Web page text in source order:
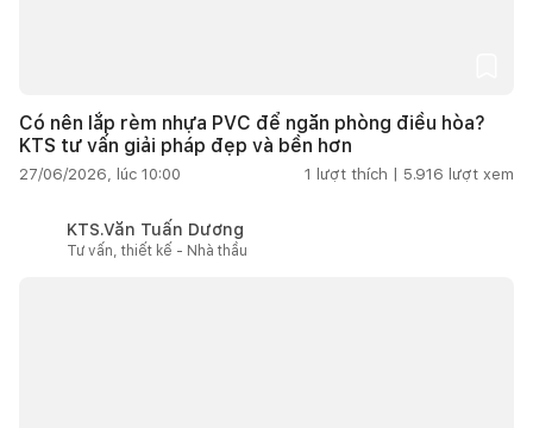
Có nên lắp rèm nhựa PVC để ngăn phòng điều hòa?
KTS tư vấn giải pháp đẹp và bền hơn
27/06/2026, lúc 10:00 1 lượt thích | 5.916 lượt xem
KTS.Văn Tuấn Dương
Tư vấn, thiết kế - Nhà thầu